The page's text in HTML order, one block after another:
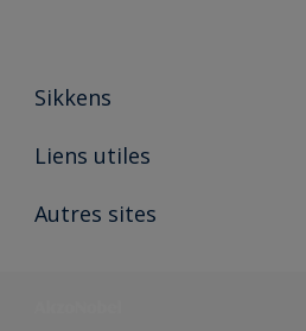
Sikkens
A propos de Sikkens
Liens utiles
Ouvrir un magasin PASS
Autres sites